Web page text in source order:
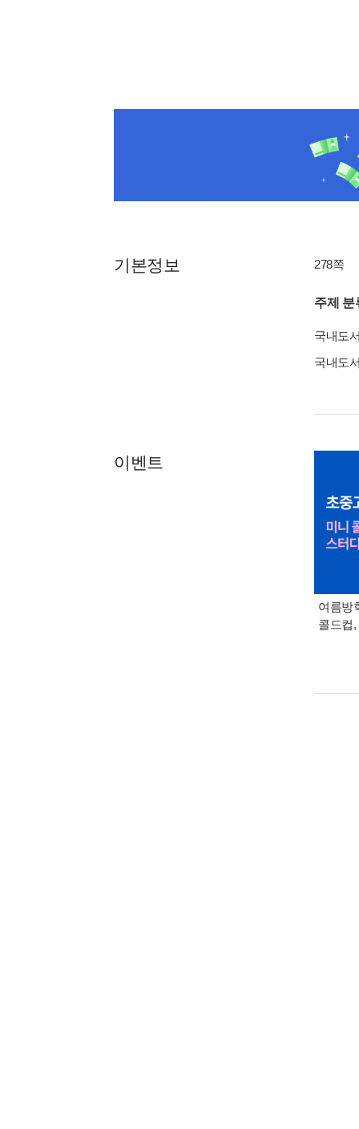
기본정보 278쪽
주제 분
국내도
국내도
이벤트
여름방
콜드컵